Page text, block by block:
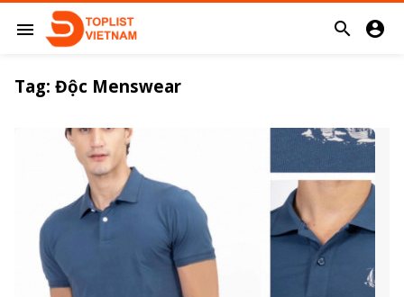
menu  
Tag: Độc Menswear